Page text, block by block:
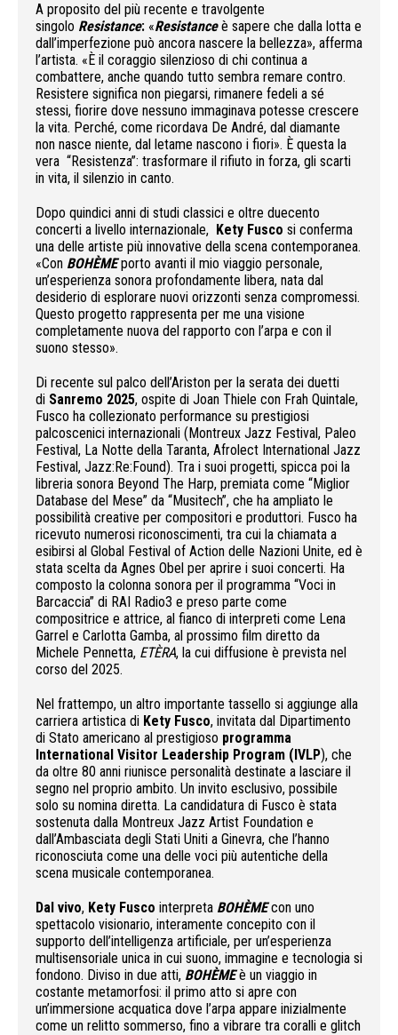
A proposito del più recente e travolgente
singolo Resistance: «Resistanceè sapere che dalla lotta e
dall’imperfezione può ancora nascere la bellezza», afferma
l’artista. «È il coraggio silenzioso di chi continua a
combattere, anche quando tutto sembra remare contro.
Resistere significa non piegarsi, rimanere fedeli a sé
stessi, fiorire dove nessuno immaginava potesse crescere
la vita. Perché, come ricordava De André, dal diamante
non nasce niente, dal letame nascono i fiori». È questa la
vera “Resistenza”: trasformare il rifiuto in forza, gli scarti
in vita, il silenzio in canto.
Dopo quindici anni di studi classici e oltre duecento
concerti a livello internazionale, Kety Fusco si conferma
una delle artiste più innovative della scena contemporanea.
«Con BOHÈMEporto avanti il mio viaggio personale,
un’esperienza sonora profondamente libera, nata dal
desiderio di esplorare nuovi orizzonti senza compromessi.
Questo progetto rappresenta per me una visione
completamente nuova del rapporto con l’arpa e con il
suono stesso».
Di recente sul palco dell’Ariston per la serata dei duetti
di Sanremo 2025, ospite di Joan Thiele con Frah Quintale,
Fusco ha collezionato performance su prestigiosi
palcoscenici internazionali (Montreux Jazz Festival, Paleo
Festival, La Notte della Taranta, Afrolect International Jazz
Festival, Jazz:Re:Found). Tra i suoi progetti, spicca poi la
libreria sonora Beyond The Harp, premiata come “Miglior
Database del Mese” da “Musitech”, che ha ampliato le
possibilità creative per compositori e produttori. Fusco ha
ricevuto numerosi riconoscimenti, tra cui la chiamata a
esibirsi al Global Festival of Action delle Nazioni Unite, ed è
stata scelta da Agnes Obel per aprire i suoi concerti. Ha
composto la colonna sonora per il programma “Voci in
Barcaccia” di RAI Radio3 e preso parte come
compositrice e attrice, al fianco di interpreti come Lena
Garrel e Carlotta Gamba, al prossimo film diretto da
Michele Pennetta, ETÈRA, la cui diffusione è prevista nel
corso del 2025.
Nel frattempo, un altro importante tassello si aggiunge alla
carriera artistica di Kety Fusco, invitata dal Dipartimento
di Stato americano al prestigioso programma
International Visitor Leadership Program (IVLP), che
da oltre 80 anni riunisce personalità destinate a lasciare il
segno nel proprio ambito. Un invito esclusivo, possibile
solo su nomina diretta. La candidatura di Fusco è stata
sostenuta dalla Montreux Jazz Artist Foundation e
dall’Ambasciata degli Stati Uniti a Ginevra, che l’hanno
riconosciuta come una delle voci più autentiche della
scena musicale contemporanea.
Dal vivo, Kety Fusco interpreta BOHÈMEcon uno
spettacolo visionario, interamente concepito con il
supporto dell’intelligenza artificiale, per un’esperienza
multisensoriale unica in cui suono, immagine e tecnologia si
fondono. Diviso in due atti, BOHÈMEè un viaggio in
costante metamorfosi: il primo atto si apre con
un’immersione acquatica dove l’arpa appare inizialmente
come un relitto sommerso, fino a vibrare tra coralli e glitch